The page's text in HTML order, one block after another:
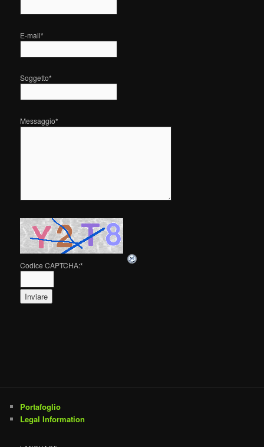
E-mail*
Soggetto*
Messaggio*
Codice CAPTCHA:*
Portafoglio
Legal Information